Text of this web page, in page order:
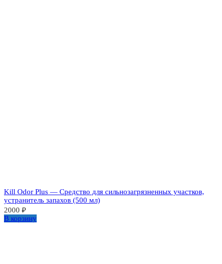
Kill Odor Plus — Средство для сильнозагрязненных участков,
устранитель запахов (500 мл)
2000 ₽
В корзину